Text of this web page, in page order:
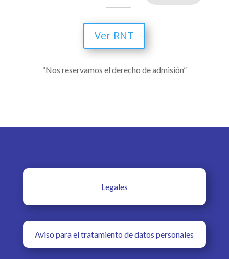
Ver RNT
“Nos reservamos el derecho de admisión”
Legales
Aviso para el tratamiento de datos personales